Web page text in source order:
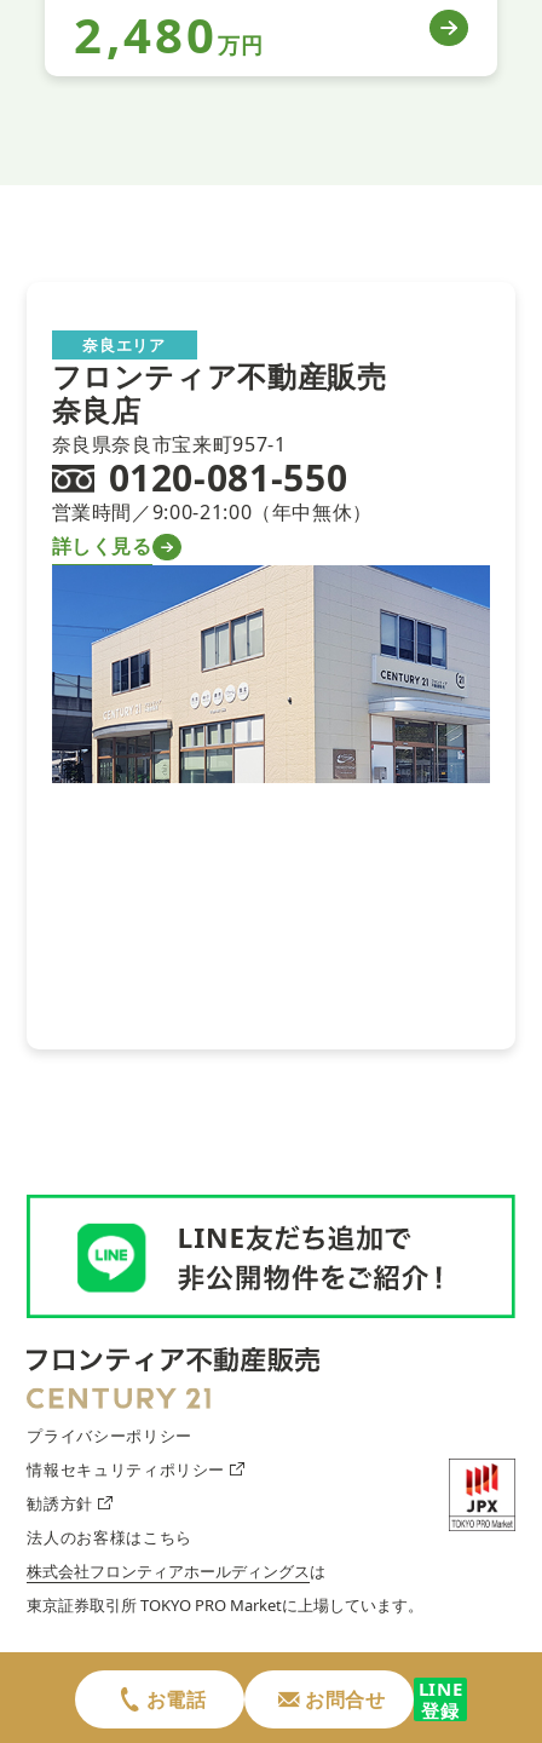
2,480万円
奈良エリア
フロンティア不動産販売
奈良店
奈良県奈良市宝来町957-1
0120-081-550
営業時間／9:00-21:00（年中無休）
詳しく見る
お電話 お問合せ
LINE
登録
プライバシーポリシー
情報セキュリティポリシー
勧誘方針
法人のお客様はこちら
株式会社フロンティアホールディングスは
東京証券取引所 TOKYO PRO Marketに上場しています。
©︎2025 株式会社フロンティア不動産販売